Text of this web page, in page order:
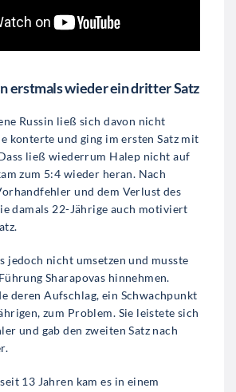
erstmals wieder ein dritter Satz
Russin ließ sich davon nicht
konterte und ging im ersten Satz mit
ließ wiederrum Halep nicht auf
zum 5:4 wieder heran. Nach
und dem Verlust des
damals 22-Jährige auch motiviert
jedoch nicht umsetzen und musste
Sharapovas hinnehmen.
deren Aufschlag, ein Schwachpunkt
zum Problem. Sie leistete sich
und gab den zweiten Satz nach
13 Jahren kam es in einem